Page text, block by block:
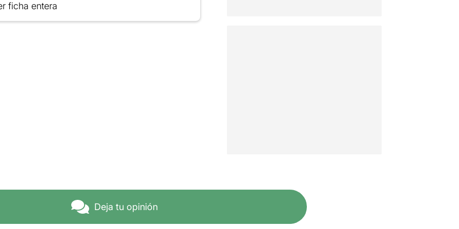
ficha entera
Deja tu opinión